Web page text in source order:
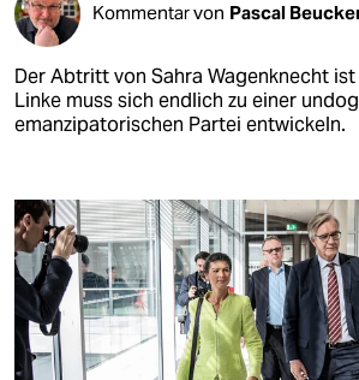
Kommentar von Pascal
Der Abtritt von Sahra Wagenknecht ist
Linke muss sich endlich zu einer
emanzipatorischen Partei entwickeln.